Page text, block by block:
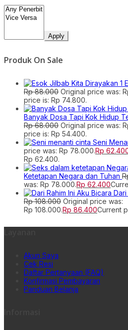
Apply
Produk On Sale
Rp88.000 Original price was:
price is: Rp 74.800.
Banyak Dosa Tapi Kok Hidup
Rp68.000 Original price was:
price is: Rp 54.400.
Seni
price was: Rp 78.000.Rp
Rp 62.400.
Ketetapan Negara dan Tuhan
was: Rp 78.000.Rp 62.400
Dari
Rp108.000 Original price was:
Rp 108.000.Rp 86.400Current
Akun Saya
Cek Resi
Daftar Pertanyaan (FAQ)
Konfirmasi Pembayaran
Panduan Belanja